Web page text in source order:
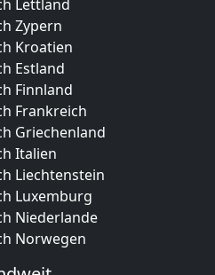
Lettland
Zypern
Kroatien
Estland
Finnland
Frankreich
Griechenland
Italien
Liechtenstein
Luxemburg
Niederlande
Norwegen